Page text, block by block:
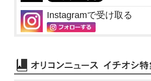
Instagramで受け取る